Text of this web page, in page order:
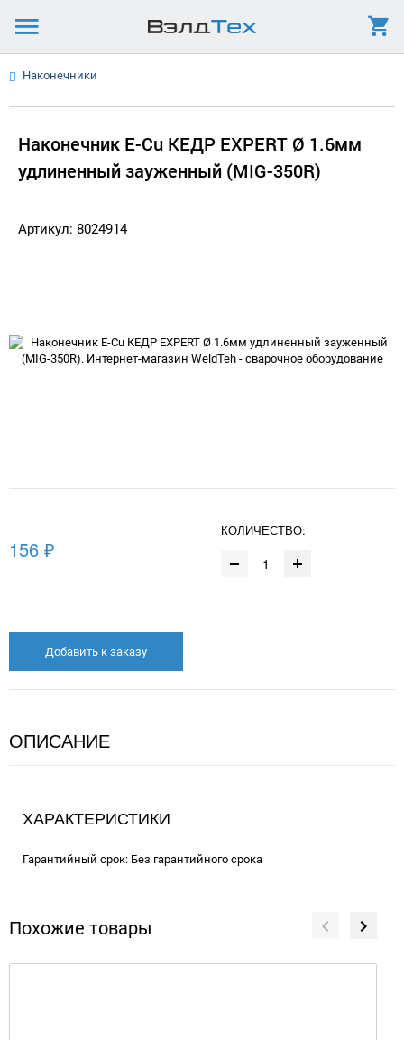
Наконечники
Наконечник E-Cu КЕДР EXPERT Ø 1.6мм
удлиненный зауженный (MIG-350R)
Артикул: 8024914
156 ₽
КОЛИЧЕСТВО:
Добавить к заказу
ОПИСАНИЕ
ХАРАКТЕРИСТИКИ
Гарантийный срок: Без гарантийного срока
Похожие товары